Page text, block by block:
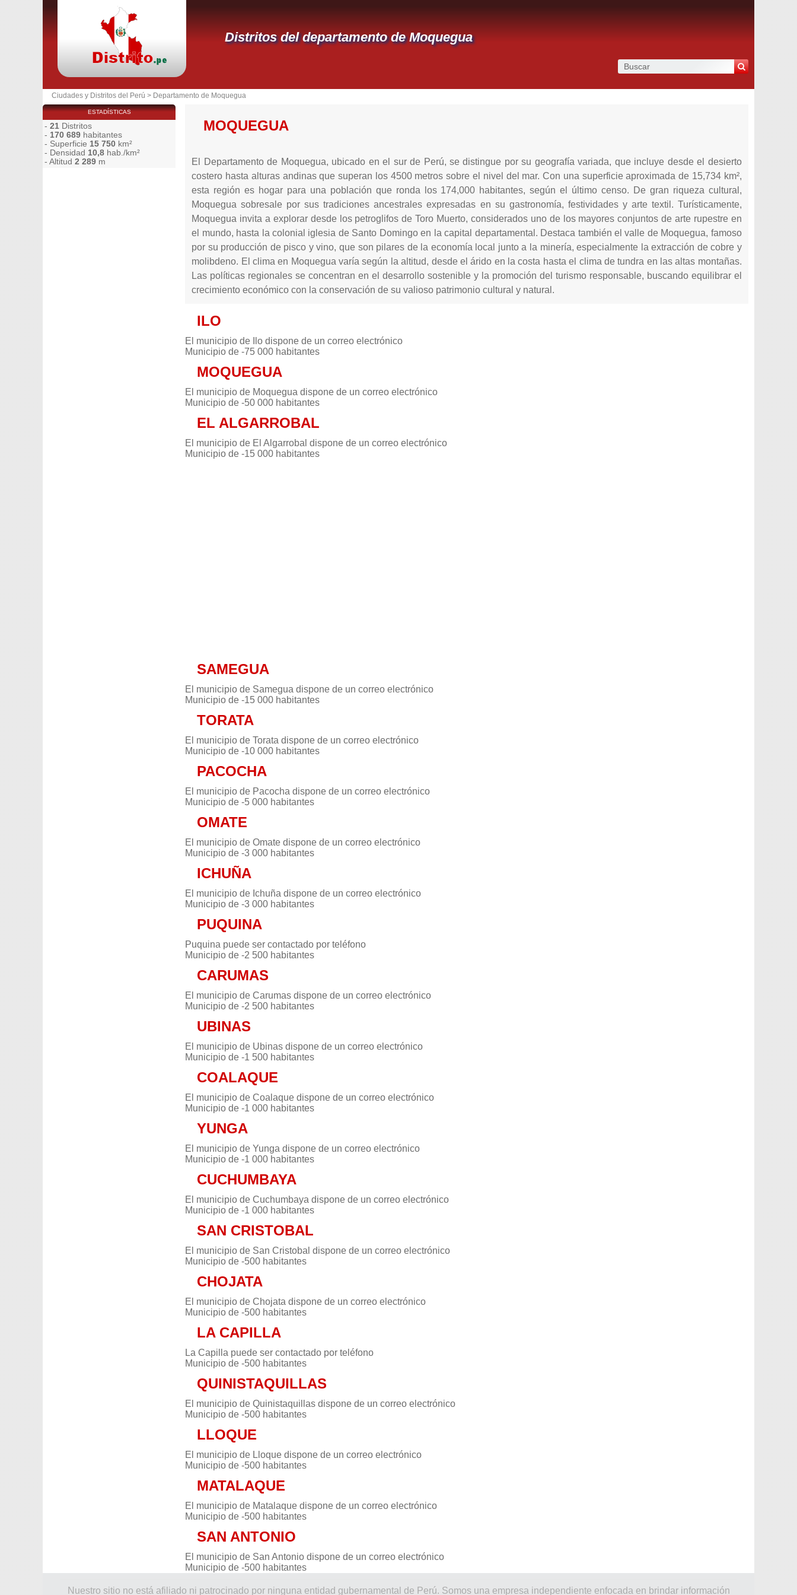
Distritos del departamento de Moquegua
Ciudades y Distritos del Perú > Departamento de Moquegua
MOQUEGUA
El Departamento de Moquegua, ubicado en el sur de Perú, se distingue por su geografía variada, que incluye desde el desierto
costero hasta alturas andinas que superan los 4500 metros sobre el nivel del mar. Con una superficie aproximada de 15,734 km²,
esta región es hogar para una población que ronda los 174,000 habitantes, según el último censo. De gran riqueza cultural,
Moquegua sobresale por sus tradiciones ancestrales expresadas en su gastronomía, festividades y arte textil. Turísticamente,
Moquegua invita a explorar desde los petroglifos de Toro Muerto, considerados uno de los mayores conjuntos de arte rupestre en
el mundo, hasta la colonial iglesia de Santo Domingo en la capital departamental. Destaca también el valle de Moquegua, famoso
por su producción de pisco y vino, que son pilares de la economía local junto a la minería, especialmente la extracción de cobre y
molibdeno. El clima en Moquegua varía según la altitud, desde el árido en la costa hasta el clima de tundra en las altas montañas.
Las políticas regionales se concentran en el desarrollo sostenible y la promoción del turismo responsable, buscando equilibrar el
crecimiento económico con la conservación de su valioso patrimonio cultural y natural.
ILO
El municipio de Ilo dispone de un correo electrónico
Municipio de -75 000 habitantes
MOQUEGUA
El municipio de Moquegua dispone de un correo electrónico
Municipio de -50 000 habitantes
EL ALGARROBAL
El municipio de El Algarrobal dispone de un correo electrónico
Municipio de -15 000 habitantes
SAMEGUA
El municipio de Samegua dispone de un correo electrónico
Municipio de -15 000 habitantes
TORATA
El municipio de Torata dispone de un correo electrónico
Municipio de -10 000 habitantes
PACOCHA
El municipio de Pacocha dispone de un correo electrónico
Municipio de -5 000 habitantes
OMATE
El municipio de Omate dispone de un correo electrónico
Municipio de -3 000 habitantes
ICHUÑA
El municipio de Ichuña dispone de un correo electrónico
Municipio de -3 000 habitantes
PUQUINA
Puquina puede ser contactado por teléfono
Municipio de -2 500 habitantes
CARUMAS
El municipio de Carumas dispone de un correo electrónico
Municipio de -2 500 habitantes
UBINAS
El municipio de Ubinas dispone de un correo electrónico
Municipio de -1 500 habitantes
COALAQUE
El municipio de Coalaque dispone de un correo electrónico
Municipio de -1 000 habitantes
YUNGA
El municipio de Yunga dispone de un correo electrónico
Municipio de -1 000 habitantes
CUCHUMBAYA
El municipio de Cuchumbaya dispone de un correo electrónico
Municipio de -1 000 habitantes
SAN CRISTOBAL
El municipio de San Cristobal dispone de un correo electrónico
Municipio de -500 habitantes
CHOJATA
El municipio de Chojata dispone de un correo electrónico
Municipio de -500 habitantes
LA CAPILLA
La Capilla puede ser contactado por teléfono
Municipio de -500 habitantes
QUINISTAQUILLAS
El municipio de Quinistaquillas dispone de un correo electrónico
Municipio de -500 habitantes
LLOQUE
El municipio de Lloque dispone de un correo electrónico
Municipio de -500 habitantes
MATALAQUE
El municipio de Matalaque dispone de un correo electrónico
Municipio de -500 habitantes
SAN ANTONIO
El municipio de San Antonio dispone de un correo electrónico
Municipio de -500 habitantes
ESTADÍSTICAS
- 21 Distritos
- 170 689 habitantes
- Superficie 15 750 km²
- Densidad 10,8 hab./km²
- Altitud 2 289 m
Nuestro sitio no está afiliado ni patrocinado por ninguna entidad gubernamental de Perú. Somos una empresa independiente enfocada en brindar información